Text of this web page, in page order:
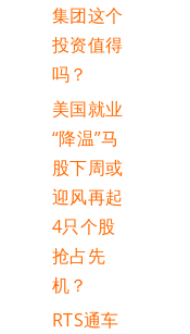
集团这个
投资值得
吗？
美国就业
“降温”马
股下周或
迎风再起
4只个股
抢占先
机？
RTS通车